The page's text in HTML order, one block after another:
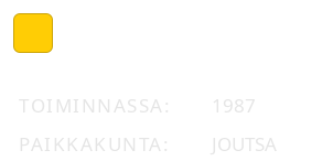
TOIMINNASSA
1987
PAIKKAKUNTA
JOUTSA